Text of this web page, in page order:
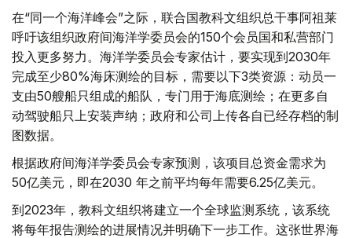
在“同一个海洋峰会”之际，联合国教科文组织总干事阿祖莱
呼吁该组织政府间海洋学委员会的150个会员国和私营部门
投入更多努力。海洋学委员会专家估计，要实现到2030年
完成至少80%海床测绘的目标，需要以下3类资源：动员一
支由50艘船只组成的船队，专门用于海底测绘；在更多自
动驾驶船只上安装声纳；政府和公司上传各自已经存档的制
图数据。
根据政府间海洋学委员会专家预测，该项目总资金需求为
50亿美元，即在2030 年之前平均每年需要6.25亿美元。
到2023年，教科文组织将建立一个全球监测系统，该系统
将每年报告测绘的进展情况并明确下一步工作。这张世界海